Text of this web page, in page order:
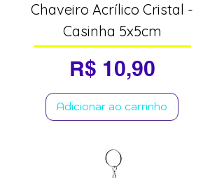
Chaveiro Acrílico Cristal -
Casinha 5x5cm
Preço
R$ 10,90
Adicionar ao carrinho